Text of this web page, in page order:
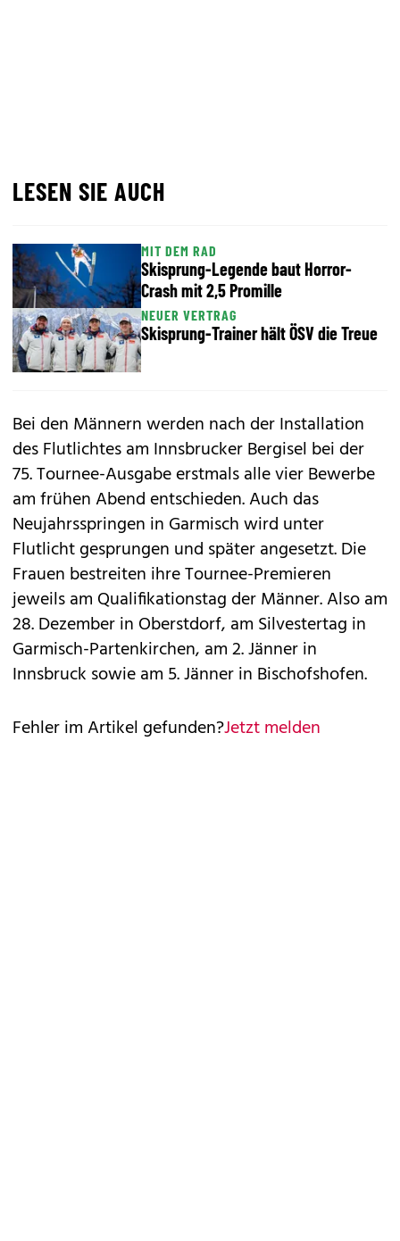
LESEN SIE AUCH
MIT DEM RAD
Skisprung-Legende baut Horror-
Crash mit 2,5 Promille
NEUER VERTRAG
Skisprung-Trainer hält ÖSV die Treue
Bei den Männern werden nach der Installation
des Flutlichtes am Innsbrucker Bergisel bei der
75. Tournee-Ausgabe erstmals alle vier Bewerbe
am frühen Abend entschieden. Auch das
Neujahrsspringen in Garmisch wird unter
Flutlicht gesprungen und später angesetzt. Die
Frauen bestreiten ihre Tournee-Premieren
jeweils am Qualifikationstag der Männer. Also am
28. Dezember in Oberstdorf, am Silvestertag in
Garmisch-Partenkirchen, am 2. Jänner in
Innsbruck sowie am 5. Jänner in Bischofshofen.
Fehler im Artikel gefunden?Jetzt melden